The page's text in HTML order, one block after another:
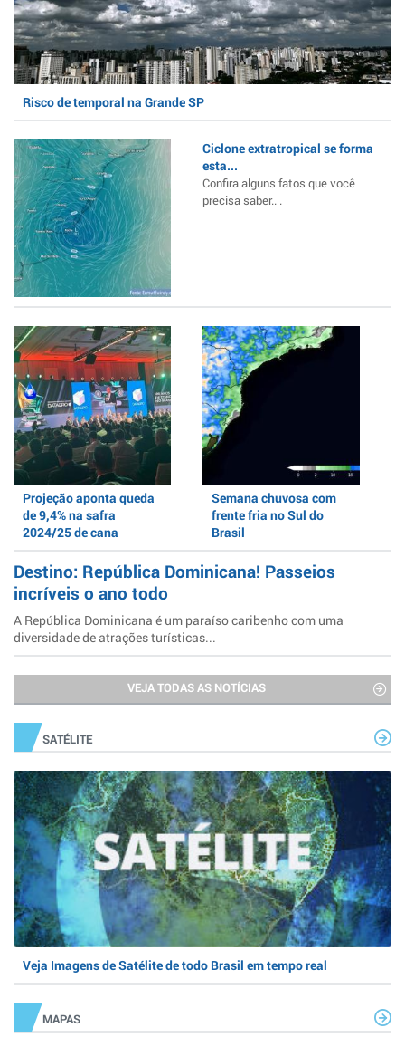
Risco de temporal na Grande SP
Ciclone extratropical se forma
esta...
Confira alguns fatos que você
precisa saber.. .
Projeção aponta queda
de 9,4% na safra
2024/25 de cana
Semana chuvosa com
frente fria no Sul do
Brasil
Destino: República Dominicana! Passeios
incríveis o ano todo
A República Dominicana é um paraíso caribenho com uma
diversidade de atrações turísticas...
VEJA TODAS AS NOTÍCIAS
SATÉLITE
Veja Imagens de Satélite de todo Brasil em tempo real
MAPAS